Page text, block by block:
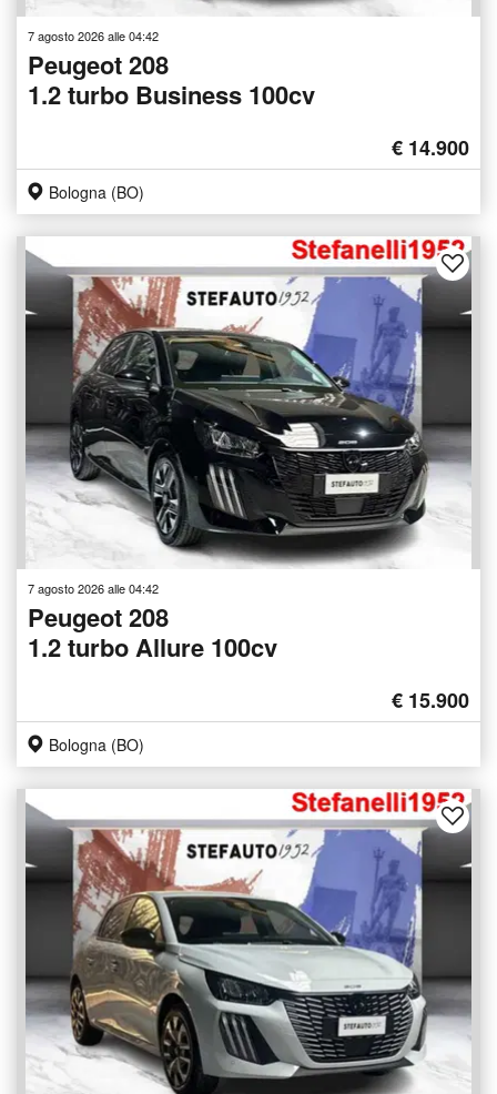
7 agosto 2026 alle 04:42
Peugeot 208
1.2 turbo Business 100cv
€ 14.900
Bologna (BO)
7 agosto 2026 alle 04:42
Peugeot 208
1.2 turbo Allure 100cv
€ 15.900
Bologna (BO)